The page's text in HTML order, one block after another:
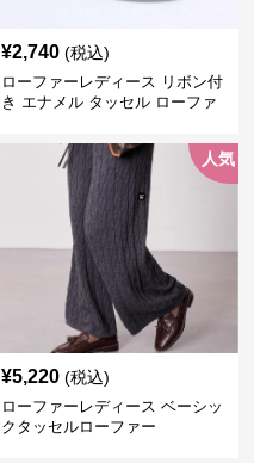
¥2,740 (税込)
ローファーレディース リボン付
き エナメル タッセル ローファ
人気
¥5,220 (税込)
ローファーレディース ベーシッ
クタッセルローファー